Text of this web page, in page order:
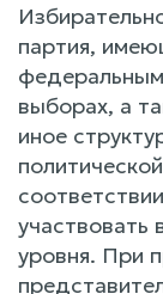
партия,
выборах, а
иное
участвовать
уровня. При